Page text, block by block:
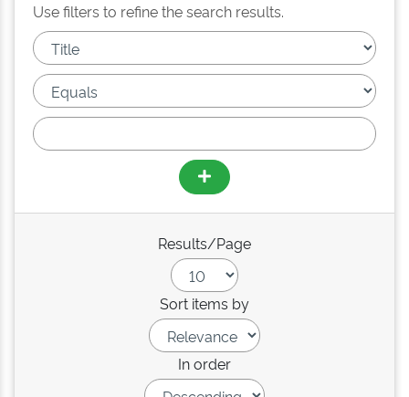
Use filters to refine the search results.
Results/Page
Sort items by
In order